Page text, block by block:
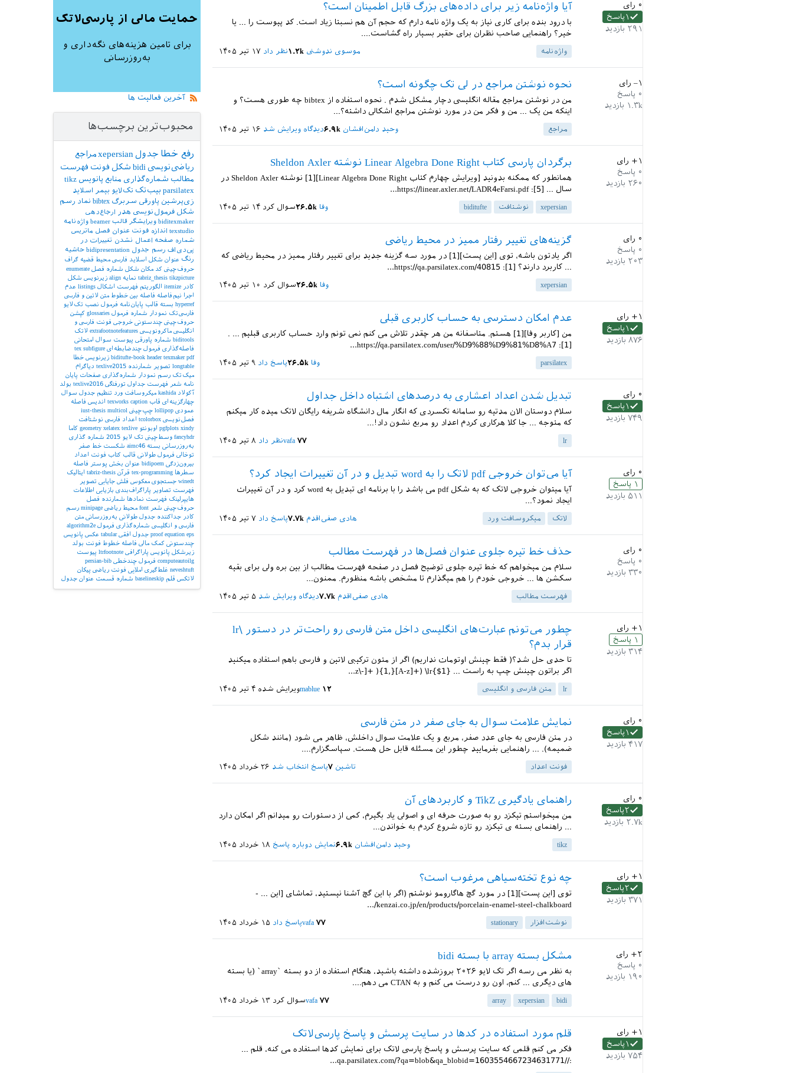
۰ رای
۱ پاسخ
۲۹۱ بازدید
آیا واژه‌نامه زیر برای داده‌های بزرگ قابل اطمینان است؟
با درود بنده برای کاری نیاز به یک واژه نامه دارم که حجم آن هم نسبتا زیاد است. کد پیوست را ... یا
خیر؟ راهنمایی صاحب نظران برای حقیر بسیار راه گشاست....
واژه‌نامه نظر داد ۱۷ تیر ۱۴۰۵ موسوی ندوشنی ۱.۲k
–۱ رای
۰ پاسخ
۱.۳k بازدید
نحوه نوشتن مراجع در لی تک چگونه است؟
من در نوشتن مراجع مقاله انگلیسی دچار مشکل شدم . نحوه استفاده از bibtex چه طوری هست؟ و
اینکه من یک ... من و فکر من در مورد نوشتن مراجع اشکالی داشته؟...
مراجع دیدگاه ویرایش شد ۱۶ تیر ۱۴۰۵ وحید دامن‌افشان ۶.۹k
+۱ رای
۰ پاسخ
۲۶۰ بازدید
برگردان پارسی کتاب Linear Algebra Done Right نوشته Sheldon Axler
همانطور که ممکنه بدونید [ویرایش چهارم کتاب Linear Algebra Done Right][1] نوشته Sheldon Axler در
سال ... [5]: https://linear.axler.net/LADR4eFarsi.pdf...
xepersian نوشتافت biditufte سوال کرد ۱۴ تیر ۱۴۰۵ وفا ۲۶.۵k
۰ رای
۰ پاسخ
۲۰۳ بازدید
گزینه‌های تغییر رفتار ممیز در محیط ریاضی
اگر یادتون باشه، توی [این پست][1] در مورد سه گزینه جدید برای تغییر رفتار ممیز در محیط ریاضی که
... کاربرد دارند؟ [1]: https://qa.parsilatex.com/40815...
xepersian سوال کرد ۱۰ تیر ۱۴۰۵ وفا ۲۶.۵k
+۱ رای
۱ پاسخ
۸۷۶ بازدید
عدم امکان دسترسی به حساب کاربری قبلی
من [کاربر وفا][1] هستم. متاسفانه من هر چقدر تلاش می کنم نمی تونم وارد حساب کاربری قبلیم ... .
[1]: https://qa.parsilatex.com/user/%D9%88%D9%81%D8%A7...
parsilatex پاسخ داد ۹ تیر ۱۴۰۵ وفا ۲۶.۵k
۰ رای
۱ پاسخ
۷۴۹ بازدید
تبدیل شدن اعداد اعشاری به درصدهای اشتباه داخل جداول
سلام دوستان الان مدتیه رو سامانه تکسردی که انگار مال دانشگاه شریفه رایگان لاتک میده کار میکنم
که متوجه ... جا کلا هرکاری کردم اعداد رو مربع نشون داد!...
lr نظر داد ۸ تیر ۱۴۰۵ vafa ۷۷
۰ رای
۱ پاسخ
۵۱۱ بازدید
آیا می‌توان خروجی pdf لاتک را به word تبدیل و در آن تغییرات ایجاد کرد؟
آیا میتوان خروجی لاتک که به شکل pdf می باشد را با برنامه ای تبدیل به word کرد و در آن تغییرات
ایجاد نمود؟...
لاتک میکروسافت ورد پاسخ داد ۷ تیر ۱۴۰۵ هادی صفی‌اقدم ۷.۷k
۰ رای
۰ پاسخ
۳۳۰ بازدید
حذف خط تیره جلوی عنوان فصل‌ها در فهرست مطالب
سلام من میخواهم که خط تیره جلوی توضیح فصل در صفحه فهرست مطالب از بین بره ولی برای بقیه
سکشن ها ... خروجی خودم را هم میگذارم تا مشخص باشه منظورم. ممنون...
فهرست مطالب دیدگاه ویرایش شد ۵ تیر ۱۴۰۵ هادی صفی‌اقدم ۷.۷k
+۱ رای
۱ پاسخ
۳۱۴ بازدید
چطور می‌تونم عبارت‌های انگلیسی داخل متن فارسی رو راحت‌تر در دستور \lr
قرار بدم؟
تا حدی حل شد؟( فقط چینش اوتومات نداریم) اگر از متون ترکیبی لاتین و فارسی باهم استفاده میکنید
اگر براتون چینش چپ به راست ... z\-]+ ){1,}[A-z]+) \lr{$1}...
lr متن فارسی و انگلیسی ویرایش شده ۴ تیر ۱۴۰۵ mablue ۱۲
۰ رای
۱ پاسخ
۴۱۷ بازدید
نمایش علامت سوال به جای صفر در متن فارسی
در متن فارسی به جای عدد صفر، مربع و یک علامت سوال داخلش، ظاهر می شود (مانند شکل
ضمیمه). ... راهنمایی بفرمایید چطور این مسئله قابل حل هست. سپاسگزارم....
فونت اعداد پاسخ انتخاب شد ۲۶ خرداد ۱۴۰۵ تاشین ۷
۰ رای
۲پاسخ
۲.۷k بازدید
راهنمای یادگیری TikZ و کاربردهای آن
من میخواستم تیکزد رو به صورت حرفه ای و اصولی یاد بگیرم، کمی از دستورات رو میدانم اگر امکان دارد
... راهنمای بسته ی تیکزد رو تازه شروع کردم به خواندن...
tikz نمایش دوباره پاسخ ۱۸ خرداد ۱۴۰۵ وحید دامن‌افشان ۶.۹k
+۱ رای
۲پاسخ
۳۷۱ بازدید
چه نوع تخته‌سیاهی مرغوب است؟
توی [این پست][1] در مورد گچ هاگارومو نوشتم (اگر با این گچ آشنا نیستید، تماشای [این ... -
kenzai.co.jp/en/products/porcelain-enamel-steel-chalkboard/...
نوشت‌افزار stationary پاسخ داد ۱۵ خرداد ۱۴۰۵ vafa ۷۷
+۲ رای
۰ پاسخ
۱۹۰ بازدید
مشکل بسته‌ array با بسته bidi
به نظر می رسه اگر تک لایو ۲۰۲۶ بروزشده داشته باشید، هنگام استفاده از دو بسته `array` (یا بسته
های دیگری ... کنم، اون رو درست می کنم و به CTAN می دهم....
bidi
xepersian
array سوال کرد ۱۳ خرداد ۱۴۰۵ vafa ۷۷
+۱ رای
۱ پاسخ
۷۵۴ بازدید
قلم مورد استفاده در کدها در سایت پرسش و پاسخ پارسی‌لاتک
فکر می کنم قلمی که سایت پرسش و پاسخ پارسی لاتک برای نمایش کدها استفاده می کنه، قلم ...
://qa.parsilatex.com/?qa=blob&qa_blobid=1603554667234631771...
حمایت مالی از پارسی‌لاتک
برای تامین هزینه‌های نگه‌داری و
به‌روزرسانی
آخرین فعالیت ها
محبوب‌ترین برچسب‌ها
رفع خطا جدول xepersianمراجع
ریاضی‌نویسی bidi شکل فونت فهرست
مطالب شماره‌گذاری منابع پانویس tikz
parsilatex بیب‌تک تک‌لایو بیمر اسلاید
زی‌پرشین پاورقی سربرگ bibtex نماد رسم
شکل فرمول‌نویسی هدر
ارجاع‌دهی
biditexmaker ویرایشگر قالب beamer واژه‌نامه
texstudio اندازه فونت عنوان فصل ماتریس
شماره صفحه اعمال نشدن تغییرات در
پی‌دی‌اف رسم جدول bidipresentation حاشیه
رنگ عنوان شکل اسلاید فارسی محیط قضیه گراف
حروف‌چینی کد مکان شکل شماره فصل enumerate
tabriz_thesis tikzpicture نمایه align زیرنویس شکل
کادر
itemize الگوریتم فهرست اشکال listings عدم
اجرا
نیم‌فاصله فاصله بین خطوط متن لاتین و فارسی
hyperref بسته قالب پایان‌نامه فرمول نصب تک‌لایو
فارسی‌تک نمودار شماره فرمول glossaries کپشن
حروف‌چینی چندستونی خروجی فونت فارسی و
انگلیسی ماکرونویسی extrafootnotefeatures لاتک
biditools شماره پاورقی پیوست‌ سوال امتحانی
فاصله‌گذاری فرمول چندضابطه‌ای tex subfigure
biditufte-book header texmaker pdf زیرنویس خطا
longtable تصویر شمارنده texlive2015 دیاگرام
میک‌تک رسم نمودار شماره‌گذاری صفحات پایان
نامه شعر فهرست جداول تورفتگی texlive2016 بولد
آکولاد kashida میکروسافت ورد تنظیم جدول سوال
چهارگزینه‌ای قاب texworks caption اندیس فاصله
عمودی lollipop چپ‌چینی iust-thesis multicol
فصل‌نویسی tcolorbox اعداد فارسی نوشتافت
pgfplots xindy اوبونتو geometry xelatex texlive
کاما
fancyhdr وسط‌چینی تک لایو 2015
شماره گذاری
به‌روزرسانی بسته aimc46 شکست خط صفر
توخالی فرمول طولانی قالب کتاب فونت اعداد
بیرون‌زدگی bidipoem عنوان بخش پوستر
فاصله
سطرها
tex-programming قرآن tabriz-thesis
ایتالیک
winedt جستجوی معکوس فلش جایابی تصویر
فهرست تصاویر
پاراگراف‌بندی بازیابی اطلاعات
هایپرلینک فهرست نمادها
شمارنده فصل
حروف‌چینی شعر font محیط ریاضی minipage رسم
کادر
جداکننده جدول طولانی به‌روزرسانی متن
فارسی و انگلیسی شماره‌گذاری فرمول algorithm2e
proof equation eps جدول افقی tabular عکس پانویس
چندستونی کمک مالی فاصله خطوط فونت بولد
زیرشکل پانویس پاراگرافی ltrfootnote پیوست
computeautoilg فرمول چندخطی persian-bib
neveshtuft غلط‌گیری املایی فونت ریاضی پیکان
لاتکس قلم baselineskip شماره قسمت عنوان جدول